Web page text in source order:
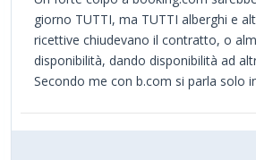
giorno TUTTI, ma TUTTI alberghi e
ricettive chiudevano il contratto, o
disponibilità, dando disponibilità ad
Secondo me con b.com si parla solo